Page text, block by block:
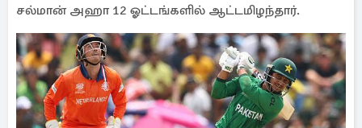
சல்மான் அஹா 12 ஓட்டங்களில் ஆட்டமிழந்தார்.